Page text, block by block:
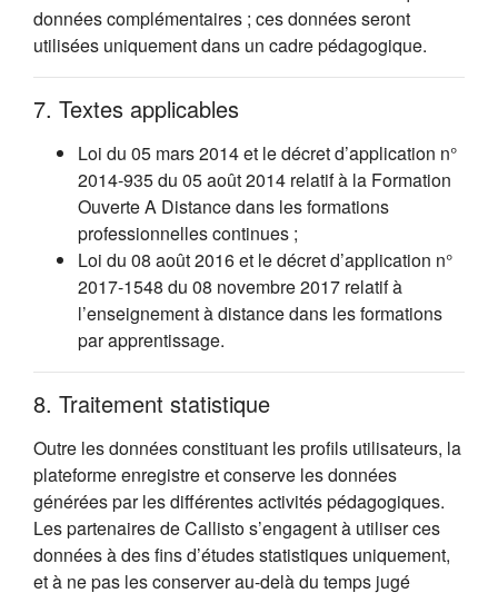
données complémentaires ; ces données seront
utilisées uniquement dans un cadre pédagogique.
7. Textes applicables
Loi du 05 mars 2014 et le décret d’application n°
2014-935 du 05 août 2014 relatif à la Formation
Ouverte A Distance dans les formations
professionnelles continues ;
Loi du 08 août 2016 et le décret d’application n°
2017-1548 du 08 novembre 2017 relatif à
l’enseignement à distance dans les formations
par apprentissage.
8. Traitement statistique
Outre les données constituant les profils utilisateurs, la
plateforme enregistre et conserve les données
générées par les différentes activités pédagogiques.
Les partenaires de Callisto s’engagent à utiliser ces
données à des fins d’études statistiques uniquement,
et à ne pas les conserver au-delà du temps jugé